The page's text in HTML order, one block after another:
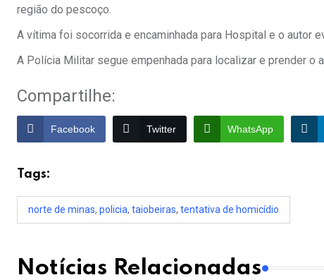
região do pescoço.
A vítima foi socorrida e encaminhada para Hospital e o autor
A Polícia Militar segue empenhada para localizar e prender o
Compartilhe:
Facebook Twitter WhatsApp
Tags:
norte de minas, policia, taiobeiras, tentativa de homicídio
Notícias Relacionadas